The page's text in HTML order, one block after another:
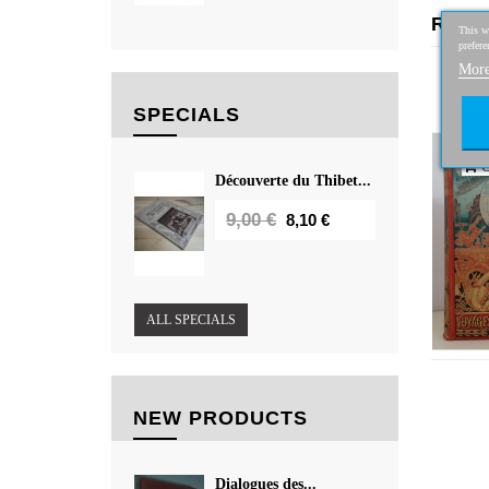
SPECIALS
Découverte du Thibet...
9,00 € 8,10 €
ALL SPECIALS
NEW PRODUCTS
Dialogues des...
This